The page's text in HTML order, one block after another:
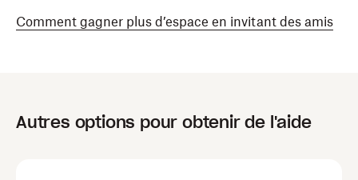
Comment gagner plus d’espace en invitant des amis
Autres options pour obtenir de l'aide